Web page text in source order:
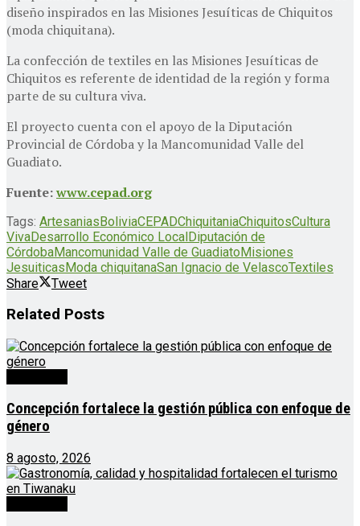
diseño inspirados en las Misiones Jesuíticas de Chiquitos
(moda chiquitana).
La confección de textiles en las Misiones Jesuíticas de
Chiquitos es referente de identidad de la región y forma
parte de su cultura viva.
El proyecto cuenta con el apoyo de la Diputación
Provincial de Córdoba y la Mancomunidad Valle del
Guadiato.
Fuente:www.cepad.org
Tags: ArtesaniasBoliviaCEPADChiquitaniaChiquitosCultura
VivaDesarrollo Económico LocalDiputación de
CórdobaMancomunidad Valle de GuadiatoMisiones
JesuiticasModa chiquitanaSan Ignacio de VelascoTextiles
Share
Tweet
Related Posts
Concepción fortalece la gestión pública con enfoque de
género
8 agosto, 2026